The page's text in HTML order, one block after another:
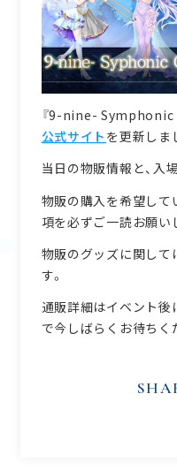
『9-nine- Symphonic
公式サイト を更新しま
当日の物販情報と、入
物販の購入を希望して
項を必ずご一読お願い
物販のグッズに関して
す。
通販詳細はイベント
で今しばらくお待ちく